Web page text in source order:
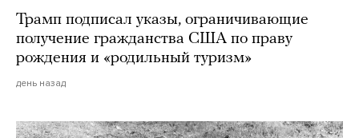
Трамп подписал указы, ограничивающие
получение гражданства США по праву
рождения и «родильный туризм»
день назад